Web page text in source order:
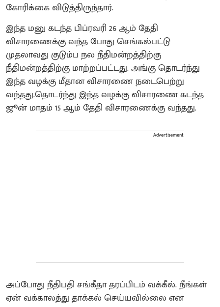
கோரிக்கை விடுத்திருந்தார்.
இந்த மனு கடந்த பிப்ரவரி 26 ஆம் தேதி
விசாரணைக்கு வந்த போது செங்கல்பட்டு
முதலாவது குடும்ப நல நீதிமன்றத்திற்கு
நீதிமன்றத்திற்கு மாற்றப்பட்டது. அங்கு தொடர்ந்து
இந்த வழக்கு மீதான விசாரணை நடைபெற்று
வந்தது.தொடர்ந்து இந்த வழக்கு விசாரணை கடந்த
ஜூன் மாதம் 15 ஆம் தேதி விசாரணைக்கு வந்தது.
Advertisement
அப்போது நீதிபதி சங்கீதா தரப்பிடம் வக்கீல். நீங்கள்
ஏன் வக்காலத்து தாக்கல் செய்யவில்லை என